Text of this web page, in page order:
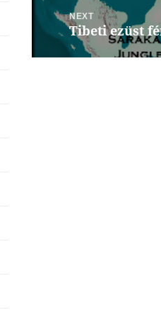
NEXT
Next
post:
Tibeti ezüst